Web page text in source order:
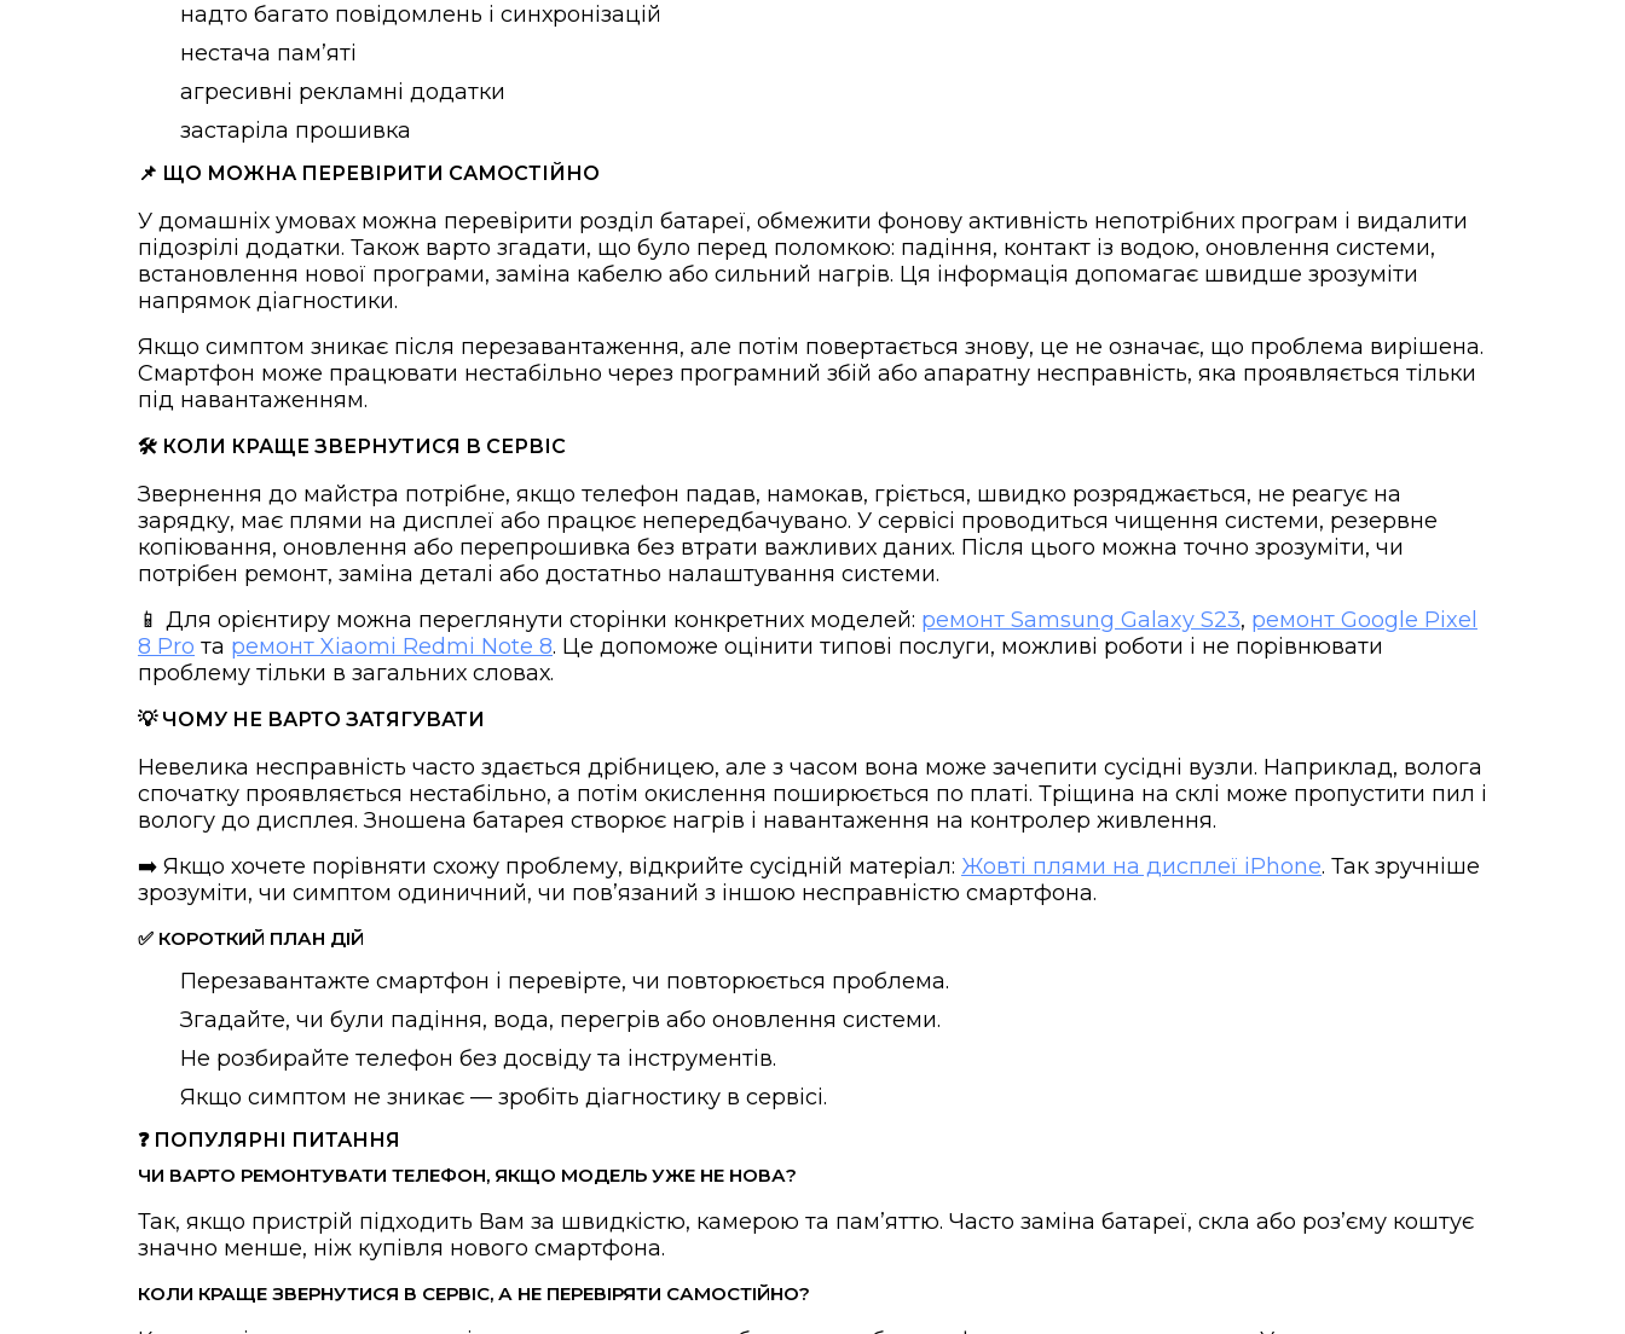
надто багато повідомлень і синхронізацій
нестача памʼяті
агресивні рекламні додатки
застаріла прошивка
📌 ЩО МОЖНА ПЕРЕВІРИТИ САМОСТІЙНО
У домашніх умовах можна перевірити розділ батареї, обмежити фонову активність непотрібних програм і видалити
підозрілі додатки. Також варто згадати, що було перед поломкою: падіння, контакт із водою, оновлення системи,
встановлення нової програми, заміна кабелю або сильний нагрів. Ця інформація допомагає швидше зрозуміти
напрямок діагностики.
Якщо симптом зникає після перезавантаження, але потім повертається знову, це не означає, що проблема вирішена.
Смартфон може працювати нестабільно через програмний збій або апаратну несправність, яка проявляється тільки
під навантаженням.
🛠️ КОЛИ КРАЩЕ ЗВЕРНУТИСЯ В СЕРВІС
Звернення до майстра потрібне, якщо телефон падав, намокав, гріється, швидко розряджається, не реагує на
зарядку, має плями на дисплеї або працює непередбачувано. У сервісі проводиться чищення системи, резервне
копіювання, оновлення або перепрошивка без втрати важливих даних. Після цього можна точно зрозуміти, чи
потрібен ремонт, заміна деталі або достатньо налаштування системи.
📱 Для орієнтиру можна переглянути сторінки конкретних моделей: ремонт Samsung Galaxy S23, ремонт Google Pixel
8 Pro та ремонт Xiaomi Redmi Note 8. Це допоможе оцінити типові послуги, можливі роботи і не порівнювати
проблему тільки в загальних словах.
💡 ЧОМУ НЕ ВАРТО ЗАТЯГУВАТИ
Невелика несправність часто здається дрібницею, але з часом вона може зачепити сусідні вузли. Наприклад, волога
спочатку проявляється нестабільно, а потім окислення поширюється по платі. Тріщина на склі може пропустити пил і
вологу до дисплея. Зношена батарея створює нагрів і навантаження на контролер живлення.
➡️ Якщо хочете порівняти схожу проблему, відкрийте сусідній матеріал: Жовті плями на дисплеї iPhone. Так зручніше
зрозуміти, чи симптом одиничний, чи повʼязаний з іншою несправністю смартфона.
✅ КОРОТКИЙ ПЛАН ДІЙ
Перезавантажте смартфон і перевірте, чи повторюється проблема.
Згадайте, чи були падіння, вода, перегрів або оновлення системи.
Не розбирайте телефон без досвіду та інструментів.
Якщо симптом не зникає — зробіть діагностику в сервісі.
❓ ПОПУЛЯРНІ ПИТАННЯ
ЧИ ВАРТО РЕМОНТУВАТИ ТЕЛЕФОН, ЯКЩО МОДЕЛЬ УЖЕ НЕ НОВА?
Так, якщо пристрій підходить Вам за швидкістю, камерою та памʼяттю. Часто заміна батареї, скла або розʼєму коштує
значно менше, ніж купівля нового смартфона.
КОЛИ КРАЩЕ ЗВЕРНУТИСЯ В СЕРВІС, А НЕ ПЕРЕВІРЯТИ САМОСТІЙНО?